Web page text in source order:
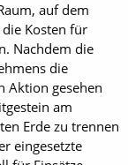
auf dem
Kosten für
Nachdem die
die
Aktion gesehen
am
Erde zu trennen
eingesetzte